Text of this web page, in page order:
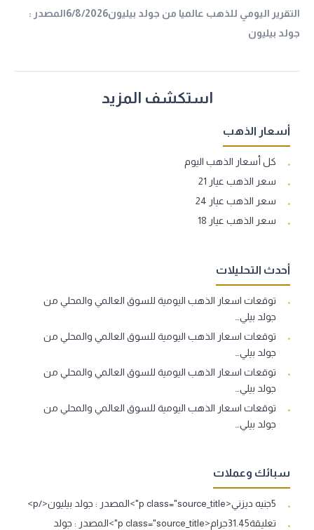
التقرير اليومي للذهب عالميا من جولد بيليون6/8/2026المصدر :
جولد بيليون
استكشف المزيد
أسعار الذهب
كل أسعار الذهب اليوم
سعر الذهب عيار 21
سعر الذهب عيار 24
سعر الذهب عيار 18
أحدث التحليلات
توقعات اسعار الذهب اليومية للسوق العالمي والمحلي من
جولد بيلي…
توقعات اسعار الذهب اليومية للسوق العالمي والمحلي من
جولد بيلي…
توقعات اسعار الذهب اليومية للسوق العالمي والمحلي من
جولد بيلي…
توقعات اسعار الذهب اليومية للسوق العالمي والمحلي من
جولد بيلي…
سبائك وعملات
5جنيه ديزني<p class="source_title">المصدر : جولد بيليون</p>
تعليقة31.45جرام<p class="source_title">المصدر : جولد